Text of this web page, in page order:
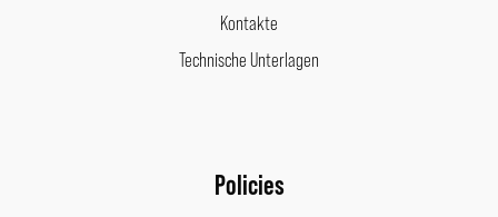
Kontakte
Technische Unterlagen
Policies